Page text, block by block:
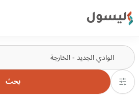
ليسول
بحث